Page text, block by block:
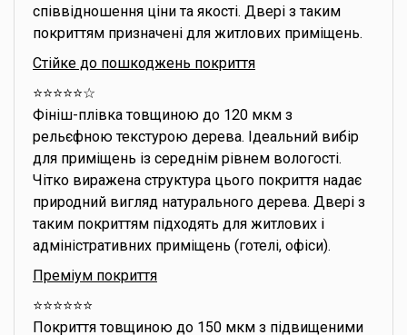
співвідношення ціни та якості. Двері з таким
покриттям призначені для житлових приміщень.
Стійке до пошкоджень покриття
⭐️⭐️⭐️⭐️⭐️☆
Фініш-плівка товщиною до 120 мкм з
рельєфною текстурою дерева. Ідеальний вибір
для приміщень із середнім рівнем вологості.
Чітко виражена структура цього покриття надає
природний вигляд натурального дерева. Двері з
таким покриттям підходять для житлових і
адміністративних приміщень (готелі, офіси).
Преміум покриття
⭐️⭐️⭐️⭐️⭐️⭐️
Покриття товщиною до 150 мкм з підвищеними